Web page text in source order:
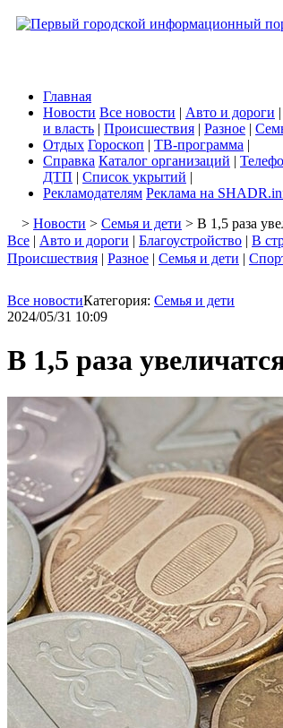
Главная
Новости Все новости | Авто и дороги |
и власть | Происшествия | Разное |
Отдых Гороскоп | ТВ-программа |
Справка Каталог организаций |
ДТП | Список укрытий |
Рекламодателям Реклама на
> Новости > Семья и дети > В 1,5 раза
Все | Авто и дороги | Благоустройство | В
Происшествия | Разное | Семья и дети |
Все новостиКатегория: Семья и дети
2024/05/31 10:09
В 1,5 раза